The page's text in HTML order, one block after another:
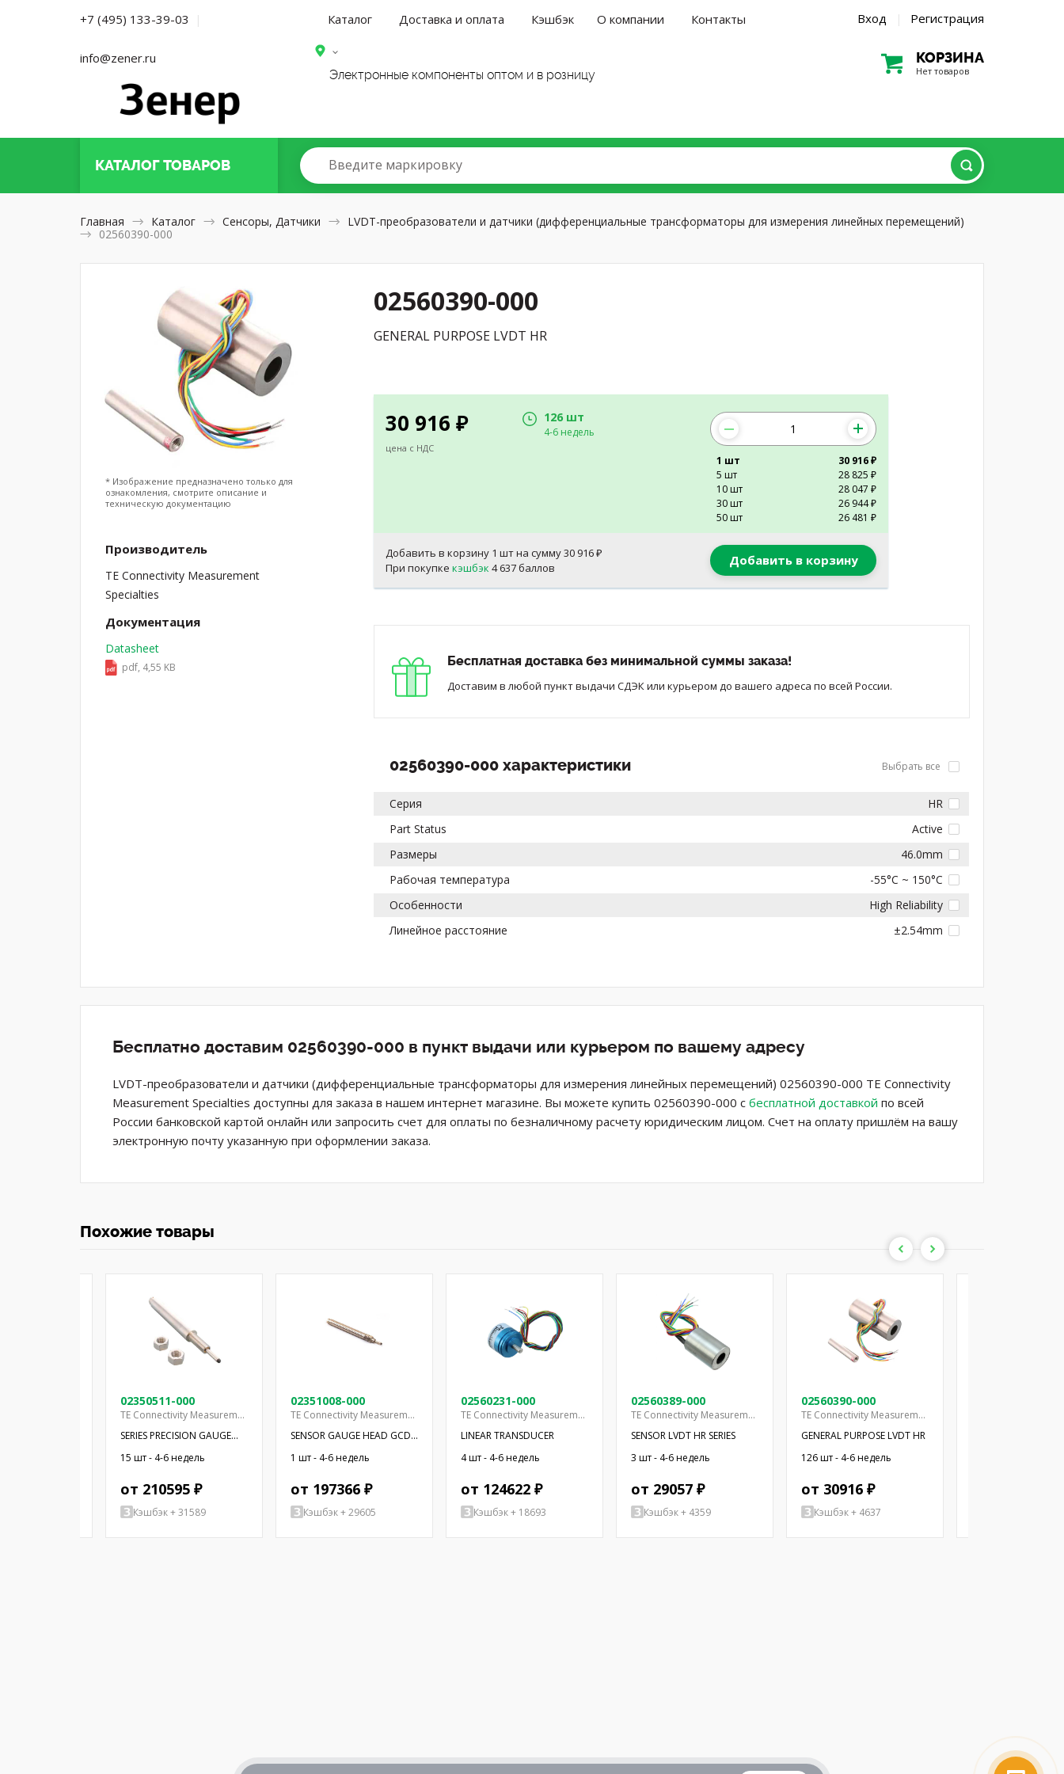
+7 (495) 133-39-03 |
info@zener.ru
Каталог Доставка и оплата Кэшбэк О компании Контакты Вход | Регистрация
Электронные компоненты оптом и в розницу
КОРЗИНА
Нет товаров
КАТАЛОГТОВАРОВ Введите маркировку
Главная Каталог Сенсоры, Датчики
LVDT-преобразователи и датчики (дифференциальные трансформаторы для измерения линейных перемещений)
02560390-000
02560390-000
GENERAL PURPOSE LVDT HR
30 916 ₽
цена с НДС
126 шт
4-6 недель
1 шт
30 916 ₽
5 шт
28 825 ₽
10 шт
28 047 ₽
30 шт
26 944 ₽
50 шт
26 481 ₽
Добавить в корзину 1 шт на сумму30 916 ₽
При покупкекэшбэк 4 637 баллов Добавить в корзину
Бесплатная доставка без минимальной суммы заказа!
Доставим в любой пункт выдачи СДЭК или курьером до вашего адреса по всей России.
02560390-000 характеристики Выбрать все
Серия
HR
Part Status
Active
Размеры
46.0mm
Рабочая температура
-55°C ~ 150°C
Особенности
High Reliability
Линейное расстояние
±2.54mm
* Изображение предназначено только для
ознакомления, смотрите описание и
техническую документацию
Производитель
TE Connectivity Measurement
Specialties
Документация
Datasheet
pdf, 4,55 KB
Бесплатно доставим 02560390-000 в пункт выдачи или курьером по вашему адресу
LVDT-преобразователи и датчики (дифференциальные трансформаторы для измерения линейных перемещений) 02560390-000 TE Connectivity
Measurement Specialties доступны для заказа в нашем интернет магазине. Вы можете купить 02560390-000 с бесплатной доставкой по всей
России банковской картой онлайн или запросить счет для оплаты по безналичному расчету юридическим лицом. Счет на оплату пришлём на вашу
электронную почту указанную при оформлении заказа.
Похожие товары
02350511-000
TE Connectivity Measurement Specialties
SERIES PRECISION GAUGE
HEADS
15 шт - 4-6 недель
от 210595 ₽
Кэшбэк + 31589
02351008-000
TE Connectivity Measurement Specialties
SENSOR GAUGE HEAD GCD-
SE 12.7MM
1 шт - 4-6 недель
от 197366 ₽
Кэшбэк + 29605
02560231-000
TE Connectivity Measurement Specialties
LINEAR TRANSDUCER
4 шт - 4-6 недель
от 124622 ₽
Кэшбэк + 18693
02560389-000
TE Connectivity Measurement Specialties
SENSOR LVDT HR SERIES
3 шт - 4-6 недель
от 29057 ₽
Кэшбэк + 4359
02560390-000
TE Connectivity Measurement Specialties
GENERAL PURPOSE LVDT HR
126 шт - 4-6 недель
от 30916 ₽
Кэшбэк + 4637